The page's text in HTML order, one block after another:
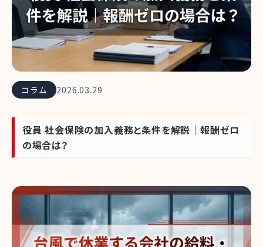
コラム 2026.03.29
役員 社会保険の加入義務と条件を解説｜報酬ゼロ
の場合は？